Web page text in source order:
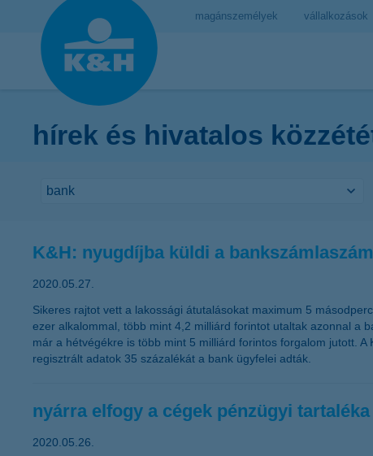
magánszemélyek vállalkozások
hírek és hivatalos
K&H: nyugdíjba küldi a
2020.05.27.
Sikeres rajtot vett a lakossági átutalásokat maximum 5
ezer alkalommal, több mint 4,2 milliárd forintot utaltak azonnal a
már a hétvégékre is több mint 5 milliárd forintos forgalom jutott.
regisztrált adatok 35 százalékát a bank ügyfelei adták.
nyárra elfogy a cégek pénzügyi tartaléka
2020.05.26.